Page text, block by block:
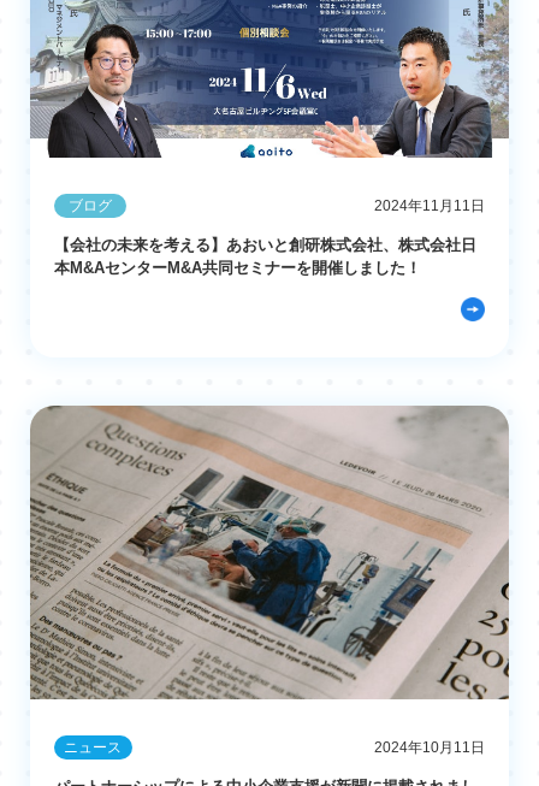
ブログ 2024年11月11日
【会社の未来を考える】あおいと創研株式会社、株式会社日
本M&AセンターM&A共同セミナーを開催しました！
ニュース 2024年10月11日